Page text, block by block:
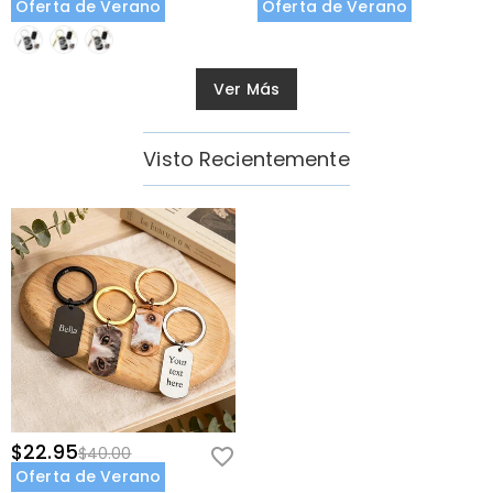
Oferta de Verano Oferta de Verano
Ver Más
Visto Recientemente
$22.95$40.00
Oferta de Verano